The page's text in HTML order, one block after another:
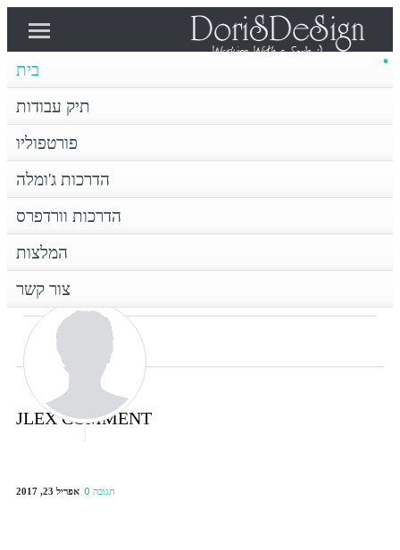
המלצות צור קשר
בית
תיק עבודות
פורטפוליו
הדרכות ג'ומלה
הדרכות וורדפרס
המלצות
צור קשר
דף הבית
Super User
SUPER USER
JLEX COMMENT
אפריל 23, 2017 0 תגובה